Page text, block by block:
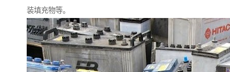
装填充物等。